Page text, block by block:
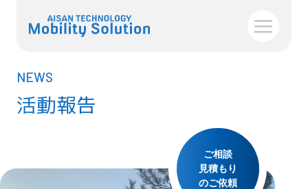
NEWS
活動報告
ご相談
見積もり
のご依頼